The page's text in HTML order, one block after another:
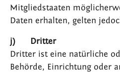
Mitgliedstaaten
Daten erhalten, gelten
j) Dritter
Dritter ist eine natürliche
Behörde, Einrichtung oder